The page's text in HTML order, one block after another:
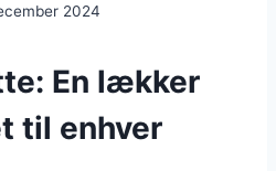
2024
En lækker
til enhver